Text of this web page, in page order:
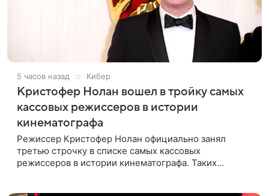
5 часов назад Кибер
Кристофер Нолан вошел в тройку самых
кассовых режиссеров в истории
кинематографа
Режиссер Кристофер Нолан официально занял
третью строчку в списке самых кассовых
режиссеров в истории кинематографа. Таких